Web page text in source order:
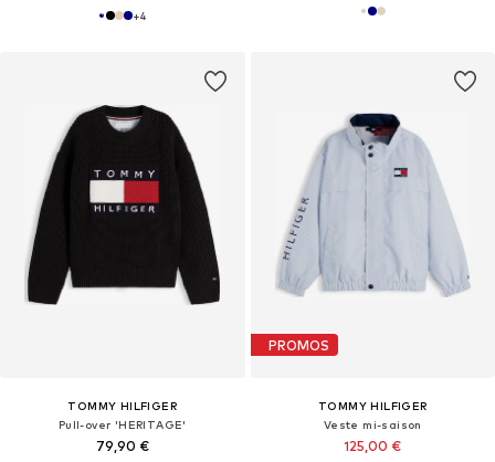
+4
TOMMY HILFIGER
Pull-over 'HERITAGE'
79,90 €
PROMOS
TOMMY HILFIGER
Veste mi-saison
125,00 €